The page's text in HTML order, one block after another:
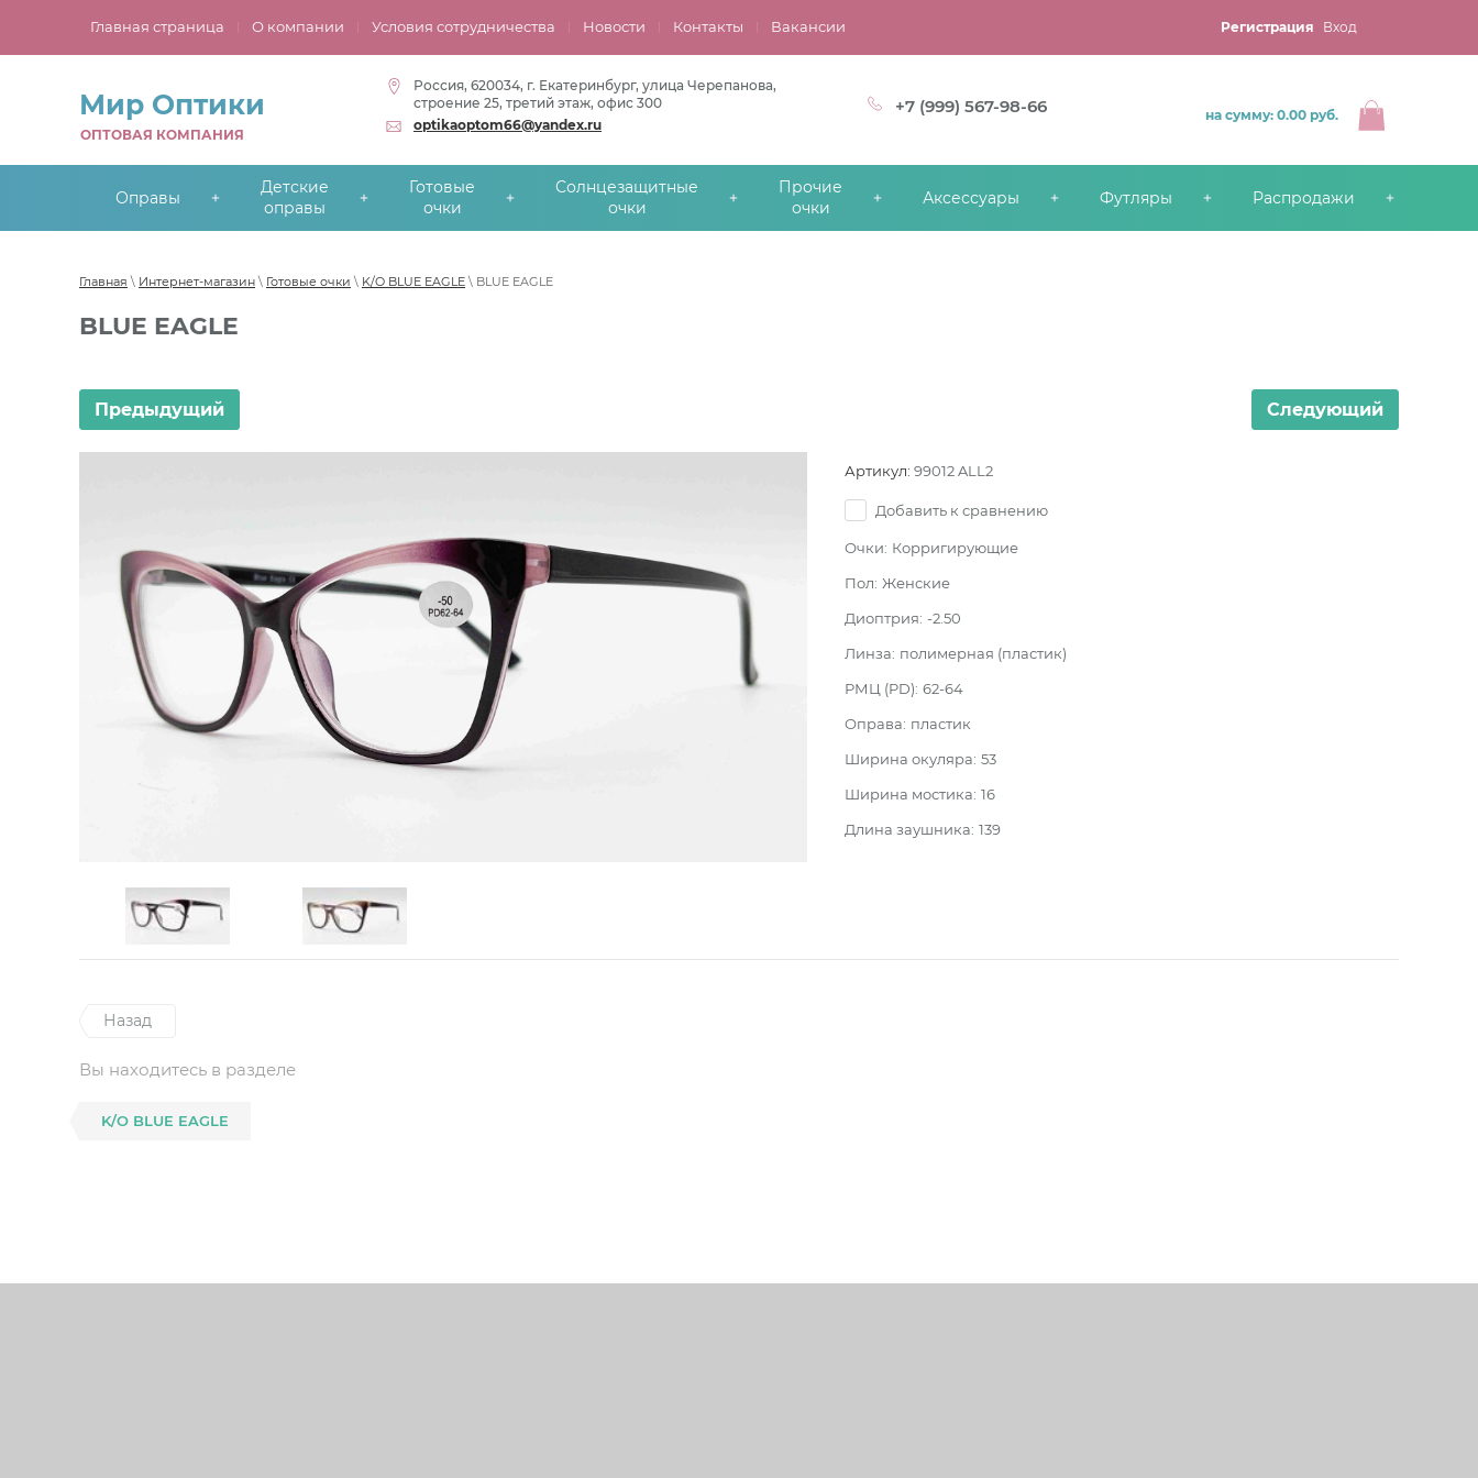
Главная страница О компании Условия сотрудничества Новости Контакты Вакансии Регистрация Вход
Мир Оптики
ОПТОВАЯ КОМПАНИЯ
Россия, 620034, г. Екатеринбург, улица Черепанова,
строение 25, третий этаж, офис 300
optikaoptom66@yandex.ru
+7 (999) 567-98-66 на сумму: 0.00 руб.
Оправы
Детские
оправы
Готовые
очки
Солнцезащитные
очки
Прочие
очки
Аксессуары Футляры Распродажи
Главная \ Интернет-магазин \ Готовые очки \ K/O BLUE EAGLE \ BLUE EAGLE
BLUE EAGLE
Предыдущий Следующий
Артикул: 99012 ALL2
Добавить к сравнению
Очки: Корригирующие
Пол: Женские
Диоптрия: -2.50
Линза: полимерная (пластик)
РМЦ (PD): 62-64
Оправа: пластик
Ширина окуляра: 53
Ширина мостика: 16
Длина заушника: 139
Назад
Вы находитесь в разделе
K/O BLUE EAGLE